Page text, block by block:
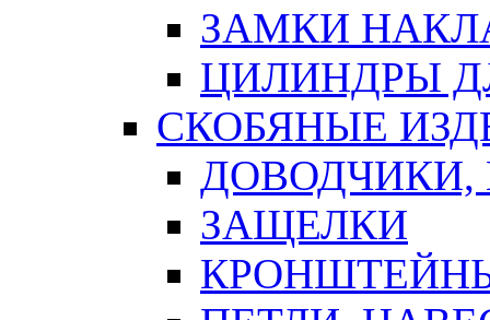
ЗАМКИ
ЦИЛИНДРЫ
СКОБЯНЫЕ
ЗАЩЕЛКИ